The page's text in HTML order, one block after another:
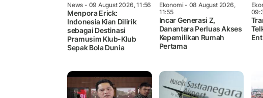
News - 09 August 2026, 11:56
Menpora Erick:
Indonesia Kian Dilirik
sebagai Destinasi
Pramusim Klub-Klub
Sepak Bola Dunia
Ekonomi- 08 August 2026,
11:55
Incar Generasi Z,
Danantara Perluas Akses
Kepemilikan Rumah
Pertama